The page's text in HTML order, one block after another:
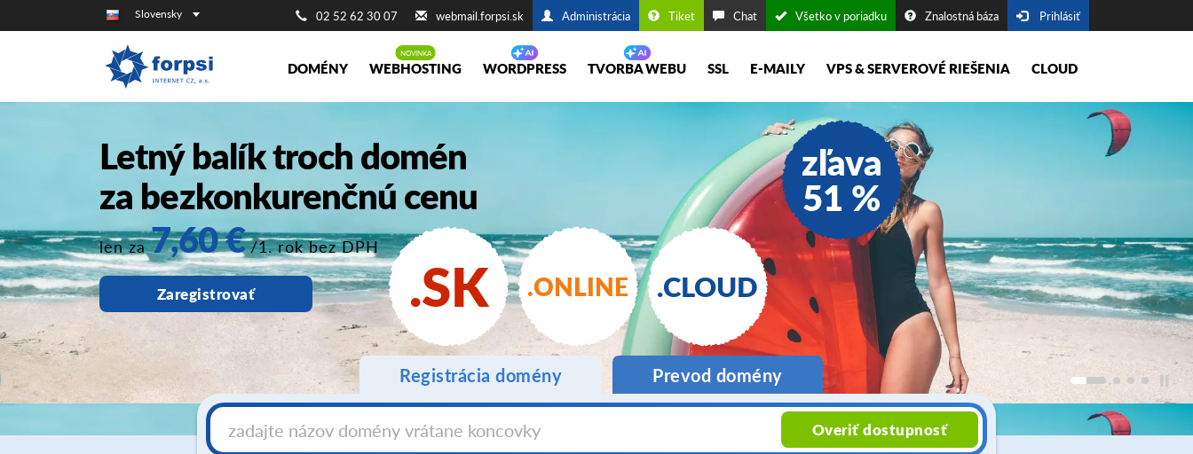
Letný balík troch domén
za bezkonkurenčnú cenu
len za7,60 €/1. rok bez DPH
Zaregistrovať .SK .ONLINE .CLOUD
zľava
51 %
Registrácia domény Prevod domény
Overiť dostupnosť
Slovensky 02 52 62 30 07 webmail.forpsi.sk Administrácia Tiket Chat Všetko v poriadku Znalostná báza Prihlásiť
DOMÉNY WEBHOSTING WORDPRESS TVORBA WEBU SSL E-MAILY VPS & SERVEROVÉ RIEŠENIA CLOUD